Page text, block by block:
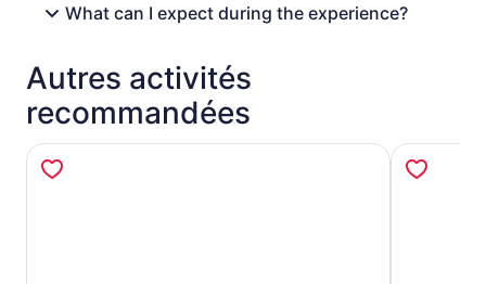
What can I expect during the experience?
Autres activités
recommandées